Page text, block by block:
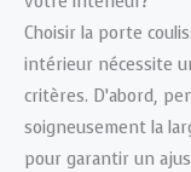
Choisir la porte
intérieur nécessite
critères. D’abord,
soigneusement la
pour garantir un